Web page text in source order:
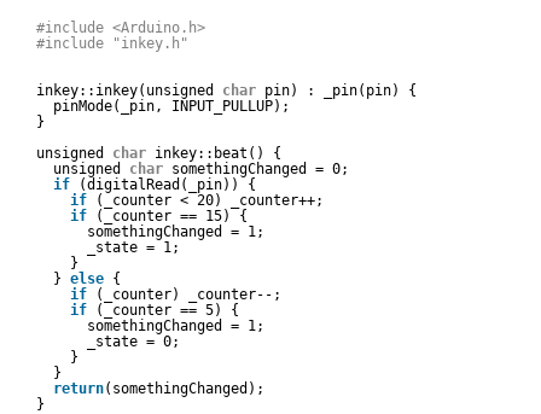
#include <Arduino.h>
#include "inkey.h"
inkey::inkey(unsigned char pin) : _pin(pin) {
pinMode(_pin, INPUT_PULLUP);
}
unsigned char inkey::beat() {
unsigned char somethingChanged = 0;
if
(digitalRead(_pin)) {
if
(_counter < 20) _counter++;
if
(_counter == 15) {
somethingChanged = 1;
_state = 1;
}
} else {
if
(_counter) _counter--;
if
(_counter == 5) {
somethingChanged = 1;
_state = 0;
}
}
return(somethingChanged);
}